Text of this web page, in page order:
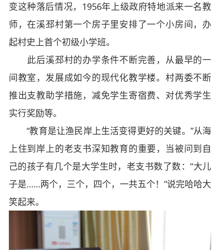
变这种落后情况，1956年上级政府特地派来一名教
师，在溪邳村第一个房子里安排了一个小房间，办
起村史上首个初级小学班。
此后溪邳村的办学条件不断完善，从最早的一
间教室，发展成如今的现代化教学楼。村两委不断
推出支教助学措施，减免学生寄宿费、对优秀学生
实行奖励等。
“教育是让渔民岸上生活变得更好的关键。”从海
上住到岸上的老支书深知教育的重要，当被问到自
己的孩子有几个是大学生时，老支书数了数：“大儿
子是……两个，三个，四个，一共五个！”说完哈哈大
笑起来。